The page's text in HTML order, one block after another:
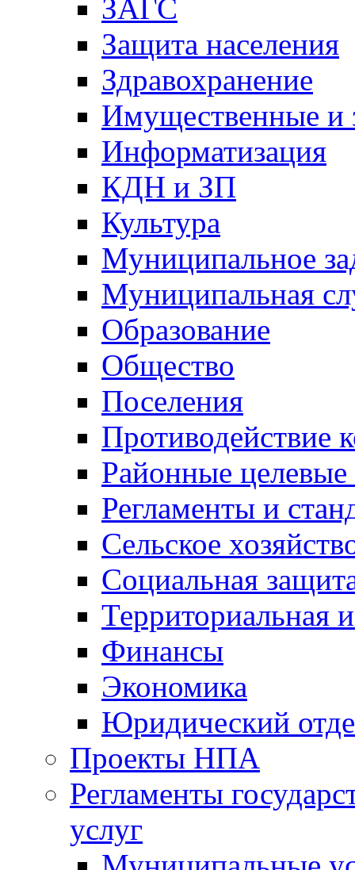
ЗАГС
Защита населения
Здравохранение
Имущественные и
Информатизация
КДН и ЗП
Культура
Муниципальное
Муниципальная
Образование
Общество
Поселения
Противодействие
Районные
Регламенты и
Сельское
Социальная
Территориальная
Финансы
Экономика
Юридический
Проекты НПА
Регламенты
услуг